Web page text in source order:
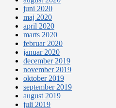
juni 2020
maj 2020
april 2020
marts 2020
februar 2020
januar 2020
december 2019
november 2019
oktober 2019
september 2019
august 2019
juli 2019